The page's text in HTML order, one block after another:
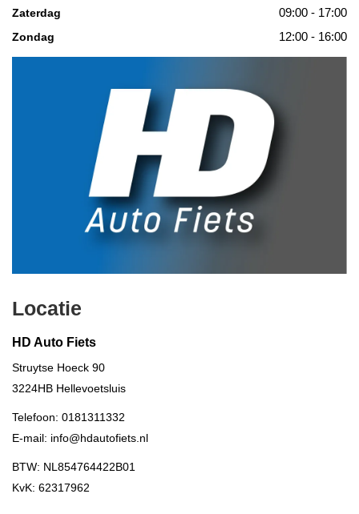
Zaterdag 09:00 - 17:00
Zondag 12:00 - 16:00
Locatie
HD Auto Fiets
Struytse Hoeck 90
3224HB Hellevoetsluis
Telefoon: 0181311332
E-mail: info@hdautofiets.nl
BTW: NL854764422B01
KvK: 62317962